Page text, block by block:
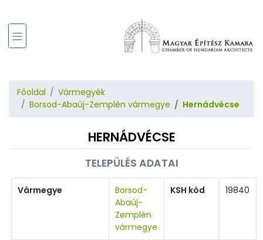
Főoldal
Vármegyék
Borsod-Abaúj-Zemplén vármegye
Hernádvécse
HERNÁDVÉCSE
TELEPÜLÉS ADATAI
Vármegye
Borsod-
Abaúj-
Zemplén
vármegye
KSH kód 19840